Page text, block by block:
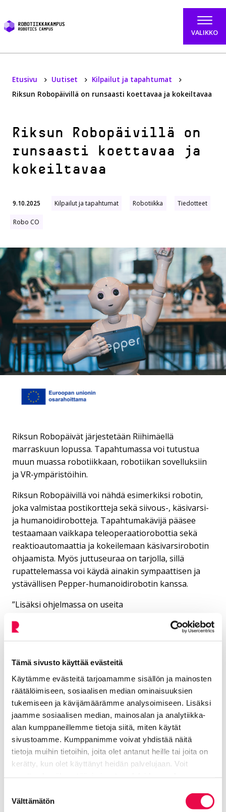
Tämä sivusto käyttää evästeitä
Käytämme evästeitä tarjoamamme sisällön ja mainosten
räätälöimiseen, sosiaalisen median ominaisuuksien
tukemiseen ja kävijämäärämme analysoimiseen. Lisäksi
jaamme sosiaalisen median, mainosalan ja analytiikka-
alan kumppaneillemme tietoja siitä, miten käytät
sivustoamme. Kumppanimme voivat yhdistää näitä
tietoja muihin tietoihin, joita olet antanut heille tai joita on
kerätty, kun olet käyttänyt heidän palvelujaan. Voit
valinta
Välttämätön
VALIKKO
Etusivu Uutiset
Kilpailut ja tapahtumat
Riksun Robopäivillä on runsaasti koettavaa ja kokeiltavaa
Riksun Robopäivillä on
runsaasti koettavaa ja
kokeiltavaa
9.10.2025 Kilpailut ja tapahtumat Robotiikka Tiedotteet
Robo CO
Riksun Robopäivät järjestetään Riihimäellä
marraskuun lopussa. Tapahtumassa voi tutustua
muun muassa robotiikkaan, robotiikan sovelluksiin
ja VR-ympäristöihin.
Riksun Robopäivillä voi nähdä esimerkiksi robotin,
joka valmistaa postikortteja sekä siivous-, käsivarsi-
ja humanoidirobotteja. Tapahtumakävijä pääsee
testaamaan vaikkapa teleoperaatiorobottia sekä
reaktioautomaattia ja kokeilemaan käsivarsirobotin
ohjaamista. Myös juttuseuraa on tarjolla, sillä
rupattelemassa voi käydä ainakin sympaattisen ja
ystävällisen Pepper-humanoidirobotin kanssa.
”Lisäksi ohjelmassa on useita
yrityksiä, jotka esittelevät toimintaansa. Samalla voi
tutustua Robo CO. -hankkeen tuloksiin”,
Utriainen kertoo.
Tiistaina 25. marraskuuta kello 15–18 järjestettävä
tapahtuma on kaikille avoin ja tilaisuuteen on vapaa
pääsy. Tapahtuma järjestetään Hyrialla Riihimäen
Sakonkadulla (B-rakennus, liikuntasali).
Robopäivät jatkuvat keskiviikkona 26. marraskuuta,
jolloin ne on suunnattu koululaisille, opiskelijoille,
Riksun Robopäivät järjestää Riihimäen kaupungin,
Hyrian ja Hämeen ammattikorkeakoulun toteuttama